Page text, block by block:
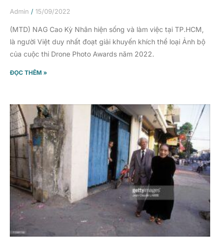
Admin 15/09/2022
(MTD) NAG Cao Kỳ Nhân hiện sống và làm việc tại TP.HCM,
là người Việt duy nhất đoạt giải khuyến khích thể loại Ảnh bộ
của cuộc thi Drone Photo Awards năm 2022.
ĐỌC THÊM »